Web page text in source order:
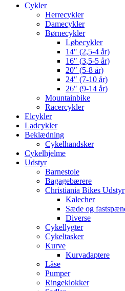
Cykler
Herrecykler
Damecykler
Børnecykler
Løbecykler
14″ (2,5-4 år)
16″ (3,5-5 år)
20″ (5-8 år)
24″ (7-10 år)
26″ (9-14 år)
Mountainbike
Racercykler
Elcykler
Ladcykler
Beklædning
Cykelhandsker
Cykelhjelme
Udstyr
Barnestole
Bagagebærere
Christiania Bikes Udstyr
Kalecher
Sæde og
Diverse
Cykellygter
Cykeltasker
Kurve
Kurvadaptere
Låse
Pumper
Ringeklokker